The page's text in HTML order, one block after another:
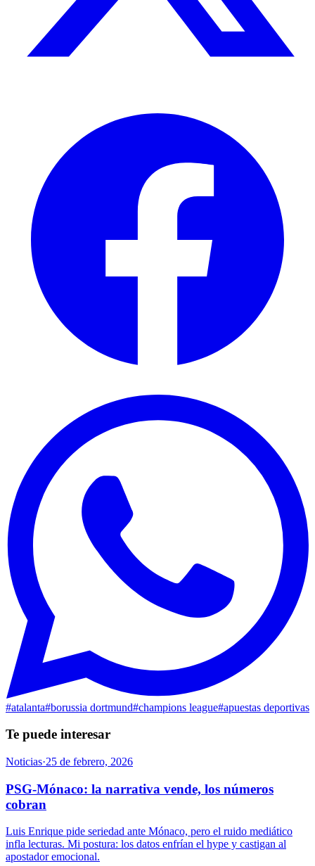
#atalanta#borussia dortmund#champions league#apuestas deportivas
Te puede interesar
Noticias·25 de febrero, 2026
PSG-Mónaco: la narrativa vende, los números
cobran
Luis Enrique pide seriedad ante Mónaco, pero el ruido mediático
infla lecturas. Mi postura: los datos enfrían el hype y castigan al
apostador emocional.